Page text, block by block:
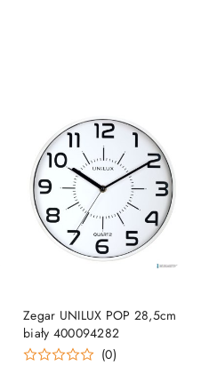
Zegar UNILUX POP 28,5cm
biały 400094282
(0)
DO KOSZYKA